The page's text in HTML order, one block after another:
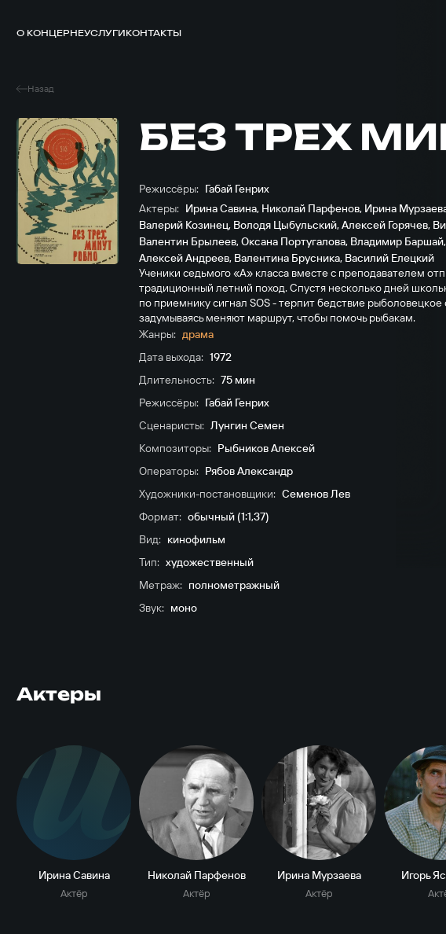
О КОНЦЕРНЕУСЛУГИКОНТАКТЫ
Назад
БЕЗ ТРЕХ
Режиссёры: Габай Генрих
Актеры: Ирина Савина, Николай Парфенов, Ирина
Валерий Козинец, Володя Цыбульский,Алексей Горячев,
Валентин Брылеев,Оксана Португалова, Владимир Баршай,
Алексей Андреев, Валентина Брусника, Василий Елецкий
Ученики седьмого «А» класса вместе с преподавателем
традиционный летний поход. Спустя несколько дней
по приемнику сигнал SOS - терпит бедствие рыболовецкое
задумываясь меняют маршрут, чтобы помочь рыбакам.
Жанры: драма
Дата выхода: 1972
Длительность: 75 мин
Режиссёры: Габай Генрих
Сценаристы: Лунгин Семен
Композиторы: Рыбников Алексей
Операторы: Рябов Александр
Художники-постановщики: Семенов Лев
Формат: обычный (1:1,37)
Вид: кинофильм
Тип: художественный
Метраж: полнометражный
Звук: моно
Актеры
И
Ирина Савина
Актёр
Николай Парфенов
Актёр
Ирина Мурзаева
Актёр
Игорь